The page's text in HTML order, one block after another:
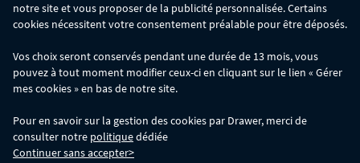
commande :
- 30€ sur votre commande dès 300€ d'achat, avec le code BIKINI30
- 50€ sur votre commande dès 500€ d'achat, avec le code BIKINI50
Les codes BIKINI30, BIKINI50 et BIKINI100 ne sont valables que sur
www.drawer.fr; ils ne sont pas cumulables entre eux, ni avec d'autres codes
promotionnels. La remise se calculera automatiquement dans votre panier
lors de la saisie du code adéquat.
notre site et vous proposer de la publicité personnalisée. Certains
cookies nécessitent votre consentement préalable pour être déposés.
Vos choix seront conservés pendant une durée de 13 mois, vous
pouvez à tout moment modifier ceux-ci en cliquant sur le lien « Gérer
mes cookies » en bas de notre site.
Pour en savoir sur la gestion des cookies par Drawer, merci de
consulter notre politiquedédiée
Continuer sans accepter>